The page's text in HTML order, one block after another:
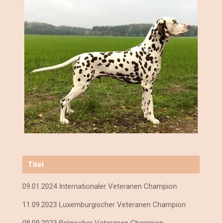
Titel
09.01.2024 Internationaler Veteranen Champion
11.09.2023 Luxemburgischer Veteranen Champion